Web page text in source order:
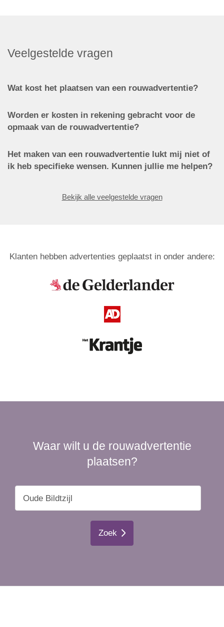
Veelgestelde vragen
Wat kost het plaatsen van een rouwadvertentie?
Worden er kosten in rekening gebracht voor de
opmaak van de rouwadvertentie?
Het maken van een rouwadvertentie lukt mij niet of
ik heb specifieke wensen. Kunnen jullie me helpen?
Bekijk alle veelgestelde vragen
Klanten hebben advertenties geplaatst in onder andere:
Waar wilt u de rouwadvertentie
plaatsen?
Zoek